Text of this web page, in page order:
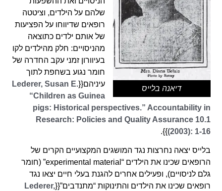
דיאנה בלייס
שלהם על הילדים, וציטטה
רופאים שדיווחו על הפציעות
של אותם ילדים כתוצאה
מהניסויים: חלק מהילדים לקו
בעיוורון זמני עקב החדרה של
חומר נגוע בשחפת לתוך
עיניהם{{Lederer, Susan E.
“Children as Guinea
pigs: Historical perspectives.” Accountability in
Research: Policies and Quality Assurance 10.1
(2003): 1-16
}}.
בלייס יצאה נחרצות נגד המושגים המקצועיים הקרים של
הרופאים שכינו את הילדים “experimental material” (חומר
גלם לניסויים), ופעילים אחרים להגנת בעלי חיים יצאו נגד
רופאים שכינו את הילדים והתינוקות “מתנדבים”{{Lederer,